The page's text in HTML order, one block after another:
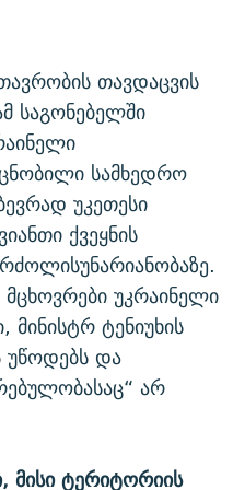
თავდაცვის
საგონებელში
სამხედრო
უკეთესი
ქვეყნის
უკრაინელი
ტენიუხის
და
არ
მისი ტერიტორიის